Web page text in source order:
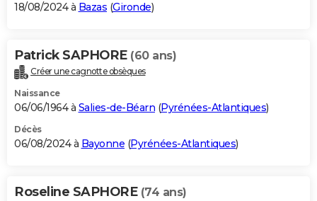
18/08/2024 à Bazas (Gironde)
Patrick SAPHORE (60 ans)
Créer une cagnotte obsèques
Naissance
06/06/1964 à Salies-de-Béarn (Pyrénées-Atlantiques)
Décès
06/08/2024 à Bayonne (Pyrénées-Atlantiques)
Roseline SAPHORE (74 ans)